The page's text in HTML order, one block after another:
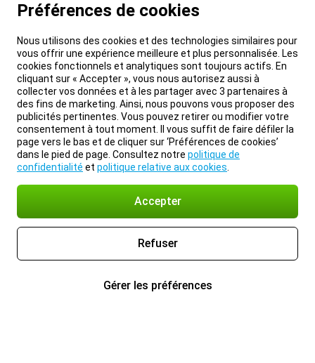
Préférences de cookies
Nous utilisons des cookies et des technologies similaires pour
vous offrir une expérience meilleure et plus personnalisée. Les
cookies fonctionnels et analytiques sont toujours actifs. En
cliquant sur « Accepter », vous nous autorisez aussi à
collecter vos données et à les partager avec 3 partenaires à
des fins de marketing. Ainsi, nous pouvons vous proposer des
publicités pertinentes. Vous pouvez retirer ou modifier votre
consentement à tout moment. Il vous suffit de faire défiler la
page vers le bas et de cliquer sur ‘Préférences de cookies’
dans le pied de page. Consultez notre politique de
confidentialité et politique relative aux cookies
Accepter
Refuser
Gérer les préférences